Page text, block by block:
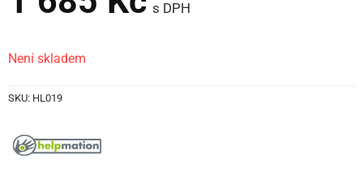
s DPH
Není skladem
SKU: HL019